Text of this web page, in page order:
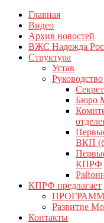
Перейти
содержимому
КПРФ Мордовия
Мордовское
Главная
Видео
Архив новостей
ВЖС Надежда
Структура
Устав
Руководство
Бюро
ВКП
КПРФ
КПРФ предлагает
Развитие
Контакты